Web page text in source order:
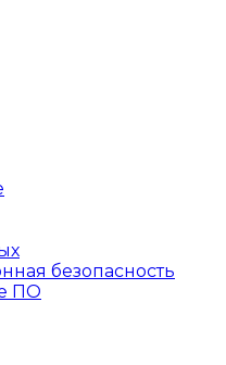
безопасность
ПО